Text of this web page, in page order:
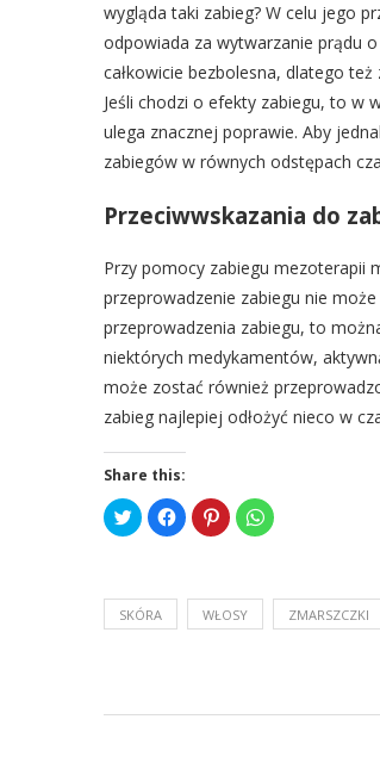
wygląda taki zabieg? W celu jego
odpowiada za wytwarzanie prądu
całkowicie bezbolesna, dlatego
Jeśli chodzi o efekty zabiegu, to w
ulega znacznej poprawie. Aby
zabiegów w równych odstępach
Przeciwwskazania do
Przy pomocy zabiegu mezoterapii
przeprowadzenie zabiegu nie
przeprowadzenia zabiegu, to
niektórych medykamentów,
może zostać również
zabieg najlepiej odłożyć nieco w
Share this:
C
l
o
s
h
T
C
l
F
C
l
o
s
h
P
C
l
o
h
W
SKÓRA WŁOSY ZMARSZCZKI